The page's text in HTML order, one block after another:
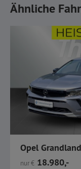
Ähnliche
nur€ 18.980,-